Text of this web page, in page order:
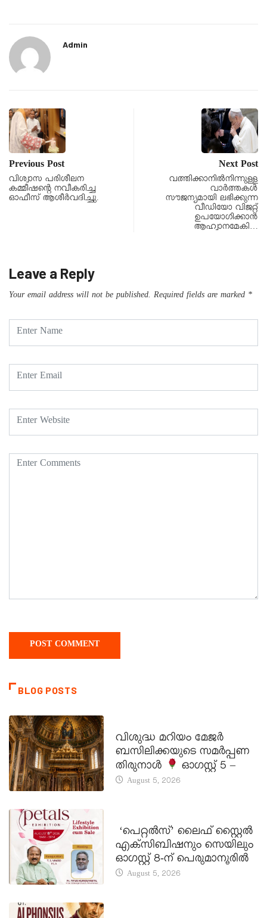
Admin
Previous Post
വിശ്വാസ പരിശീലന
കമ്മീഷന്റെ നവീകരിച്ച
ഓഫീസ് ആശീർവദിച്ചു.
Next Post
വത്തിക്കാനിൽനിന്നുള്ള
വാർത്തകൾ
സൗജന്യമായി ലഭിക്കുന്ന
വീഡിയോ വിജറ്റ്
ഉപയോഗിക്കാൻ
ആഹ്വാനമേകി…
Leave a Reply
Your email address will not be published. Required fields are marked *
BLOG POSTS
വിശുദ്ധ മറിയം മേജർ
ബസിലിക്കയുടെ സമർപ്പണ
തിരുനാൾ
ഓഗസ്റ്റ് 5 –
August 5, 2026
‘പെറ്റൽസ്’ ലൈഫ് സ്റ്റൈൽ
എക്സിബിഷനും സെയിലും
ഓഗസ്റ്റ് 8-ന് പെരുമാനൂരിൽ
August 5, 2026